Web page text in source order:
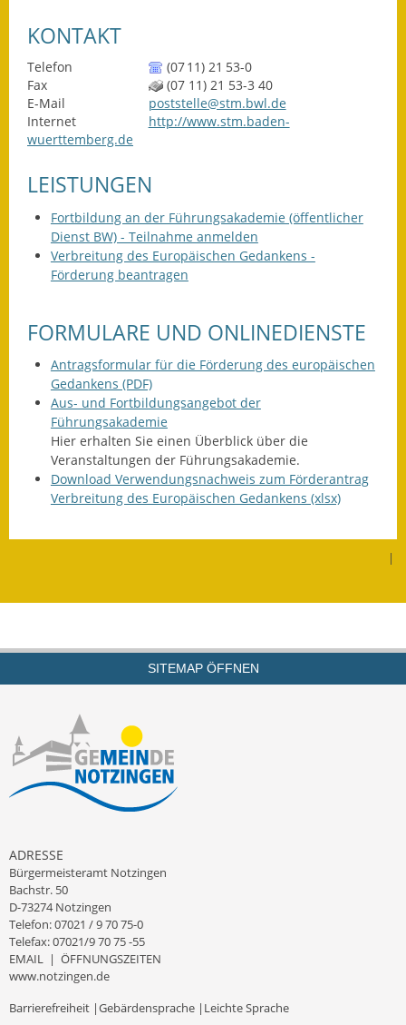
Behördenadressen
Beratungsstellen im
Landkreis
Fundbehörde
Sitzungsberichte 2016
Sitzungsberichte 2017
Sitzungsberichte 2018
Sitzungsberichte 2019
Getrennte
Ortsrecht
KONTAKT
Telefon (0711) 21 53-0
Fax
(07 11) 21 53-3 40
E-Mail
poststelle@stm.bwl.de
Internet
http://www.stm.baden-
wuerttemberg.de
LEISTUNGEN
Fortbildung an der Führungsakademie (öffentlicher
Dienst BW) - Teilnahme anmelden
Verbreitung des Europäischen Gedankens -
Förderung beantragen
FORMULARE UND ONLINEDIENSTE
Antragsformular für die Förderung des europäischen
Gedankens (PDF)
Aus- und Fortbildungsangebot der
Führungsakademie
Hier erhalten Sie einen Überblick über die
Veranstaltungen der Führungsakademie.
Download Verwendungsnachweis zum Förderantrag
Verbreitung des Europäischen Gedankens (xlsx)
|
SITEMAP ÖFFNEN
ADRESSE
Bürgermeisteramt Notzingen
Bachstr. 50
D-73274 Notzingen
Telefon: 07021 / 9 70 75-0
Telefax: 07021/9 70 75 -55
EMAIL | ÖFFNUNGSZEITEN
www.notzingen.de
Barrierefreiheit |Gebärdensprache | Leichte Sprache